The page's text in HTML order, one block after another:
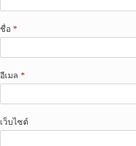
ชื่อ *
อีเมล *
เว็บไซต์